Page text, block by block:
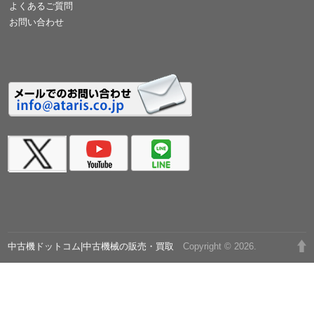
よくあるご質問
お問い合わせ
中古機ドットコム|中古機械の販売・買取 Copyright © 2026.